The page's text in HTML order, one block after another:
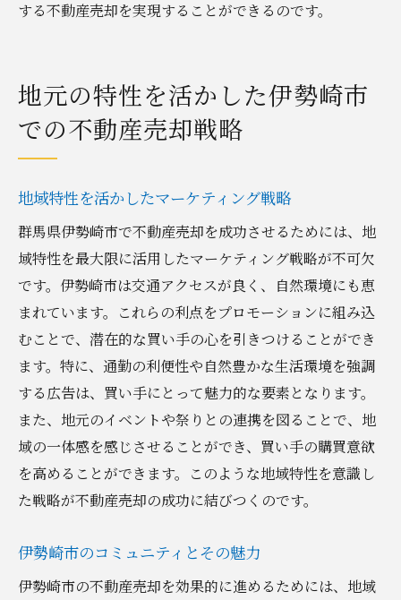
する不動産売却を実現することができるのです。
地元の特性を活かした伊勢崎市
での不動産売却戦略
地域特性を活かしたマーケティング戦略
群馬県伊勢崎市で不動産売却を成功させるためには、地
域特性を最大限に活用したマーケティング戦略が不可欠
です。伊勢崎市は交通アクセスが良く、自然環境にも恵
まれています。これらの利点をプロモーションに組み込
むことで、潜在的な買い手の心を引きつけることができ
ます。特に、通勤の利便性や自然豊かな生活環境を強調
する広告は、買い手にとって魅力的な要素となります。
また、地元のイベントや祭りとの連携を図ることで、地
域の一体感を感じさせることができ、買い手の購買意欲
を高めることができます。このような地域特性を意識し
た戦略が不動産売却の成功に結びつくのです。
伊勢崎市のコミュニティとその魅力
伊勢崎市の不動産売却を効果的に進めるためには、地域